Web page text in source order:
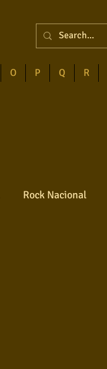
O P Q R
Rock Nacional